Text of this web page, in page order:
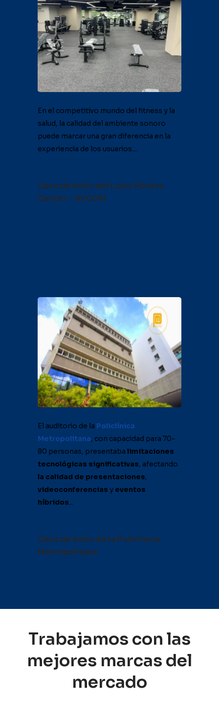
En el competitivo mundo del fitness y la
salud, la calidad del ambiente sonoro
puede marcar una gran diferencia en la
experiencia de los usuarios....
Caso de éxito del Luxor Fitness
Center – AVCOM
El auditorio de la Policlínica
Metropolitana, con capacidad para 70-
80 personas, presentaba limitaciones
tecnológicas significativas, afectando
la calidad de presentaciones,
videoconferencias y eventos
híbridos...
Caso de éxito de la Policlínica
Metropolitana
Trabajamos con las
mejores marcas del
mercado